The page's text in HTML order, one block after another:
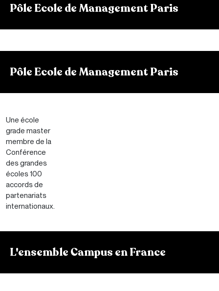
Pôle Ecole de Management Paris
Pôle Ecole de Management Paris
Une école
grade master
membre de la
Conférence
des grandes
écoles 100
accords de
partenariats
internationaux.
L'ensemble Campus en France